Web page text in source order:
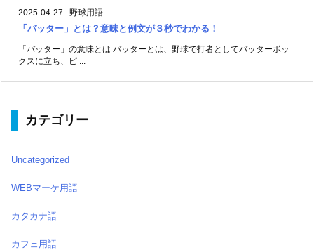
2025-04-27 : 野球用語
「バッター」とは？意味と例文が３秒でわかる！
「バッター」の意味とは バッターとは、野球で打者としてバッターボッ
クスに立ち、ピ ...
カテゴリー
Uncategorized
WEBマーケ用語
カタカナ語
カフェ用語